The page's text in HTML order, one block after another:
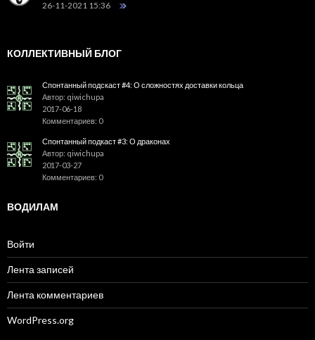
26-11-2021 15:36
КОЛЛЕКТИВНЫЙ БЛОГ
Спонтанный подскаст #4: О сложностях доставки кольца
Автор: qiwichupa
2017-06-18
Комментариев: 0
Спонтанный подкаст #3: О драконах
Автор: qiwichupa
2017-03-27
Комментариев: 0
ВОДИЛАМ
Войти
Лента записей
Лента комментариев
WordPress.org